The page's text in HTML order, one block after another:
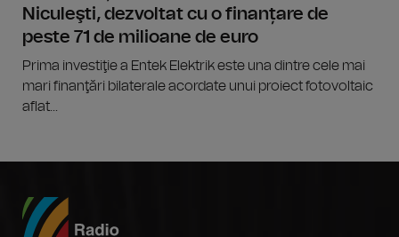
Niculeşti, dezvoltat cu o finanțare de
peste 71 de milioane de euro
Prima investiţie a Entek Elektrik este una dintre cele mai
mari finanţări bilaterale acordate unui proiect fotovoltaic
aflat...